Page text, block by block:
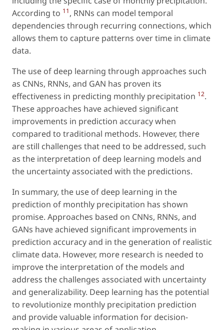
According to 11, RNNs can model temporal
dependencies through recurring connections, which
allows them to capture patterns over time in climate
data.
The use of deep learning through approaches such
as CNNs, RNNs, and GAN has proven its
effectiveness in predicting monthly precipitation 12.
These approaches have achieved significant
improvements in prediction accuracy when
compared to traditional methods. However, there
are still challenges that need to be addressed, such
as the interpretation of deep learning models and
the uncertainty associated with the predictions.
In summary, the use of deep learning in the
prediction of monthly precipitation has shown
promise. Approaches based on CNNs, RNNs, and
GANs have achieved significant improvements in
prediction accuracy and in the generation of realistic
climate data. However, more research is needed to
improve the interpretation of the models and
address the challenges associated with uncertainty
and generalizability. Deep learning has the potential
to revolutionize monthly precipitation prediction
and provide valuable information for decision-